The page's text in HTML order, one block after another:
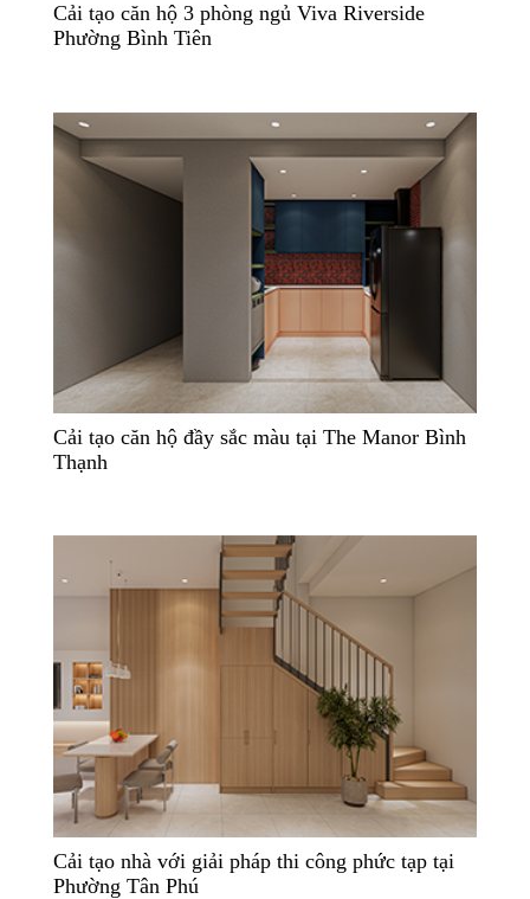
Cải tạo căn hộ 3 phòng ngủ Viva Riverside
Phường Bình Tiên
Cải tạo căn hộ đầy sắc màu tại The Manor Bình
Thạnh
Cải tạo nhà với giải pháp thi công phức tạp tại
Phường Tân Phú